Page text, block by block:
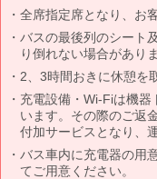
全席指定席となり、お
バスの最後列のシート
り倒れない場合がありま
2、3時間おきに休憩を
充電設備・Wi-Fiは機
います。その際のご返
付加サービスとなり、
バス車内に充電器の用
てご用意ください。